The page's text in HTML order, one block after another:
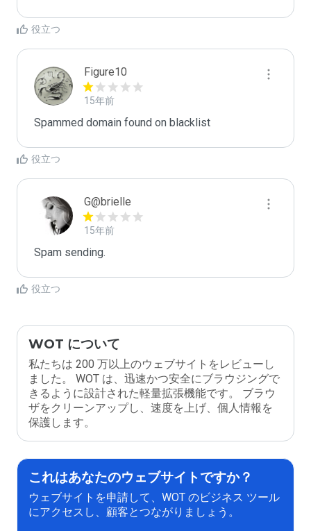
役立つ
Figure10
15年前
Spammed domain found on blacklist
役立つ
G@brielle
15年前
Spam sending.
役立つ
WOT について
私たちは 200 万以上のウェブサイトをレビューし
ました。 WOT は、迅速かつ安全にブラウジングで
きるように設計された軽量拡張機能です。 ブラウ
ザをクリーンアップし、速度を上げ、個人情報を
保護します。
これはあなたのウェブサイトですか？
ウェブサイトを申請して、WOT のビジネス ツール
にアクセスし、顧客とつながりましょう。